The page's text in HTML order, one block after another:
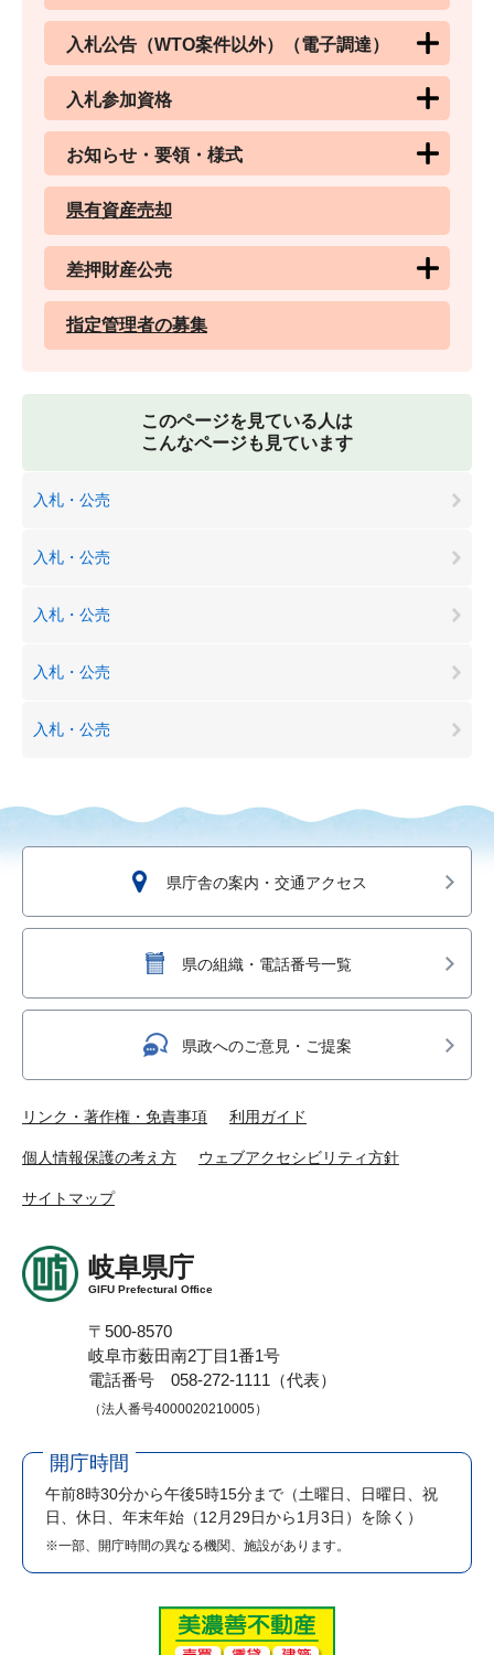
入札公告（WTO案件以外）（電子調達）
入札参加資格
お知らせ・要領・様式
県有資産売却
差押財産公売
指定管理者の募集
このページを見ている人は
こんなページも見ています
入札・公売
入札・公売
入札・公売
入札・公売
入札・公売
県庁舎の案内・交通アクセス
県の組織・電話番号一覧
県政へのご意見・ご提案
リンク・著作権・免責事項 利用ガイド
個人情報保護の考え方 ウェブアクセシビリティ方針
サイトマップ
岐阜県庁
GIFU Prefectural Office
〒500-8570
岐阜市薮田南2丁目1番1号
電話番号 058-272-1111（代表）
（法人番号4000020210005）
開庁時間
午前8時30分から午後5時15分まで （土曜日、日曜日、祝
日、休日、年末年始（12月29日から1月3日）を除く）
※一部、開庁時間の異なる機関、施設があります。